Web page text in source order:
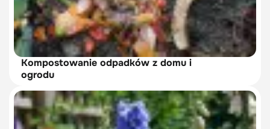
Kompostowanie odpadków z domu i
ogrodu